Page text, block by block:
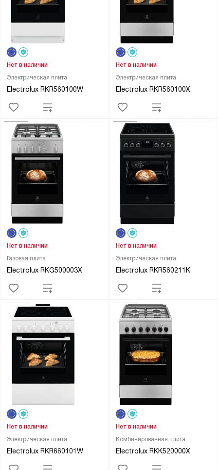
Электрическая плита
Electrolux RKR560100W
Нет в наличии
Электрическая плита
Electrolux RKR560100X
Нет в наличии
Газовая плита
Electrolux RKG500003X
Нет в наличии
Электрическая плита
Electrolux RKR560211K
Нет в наличии
Электрическая плита
Electrolux RKR660101W
Нет в наличии
Комбинированная плита
Electrolux RKK520000X
Нет в наличии